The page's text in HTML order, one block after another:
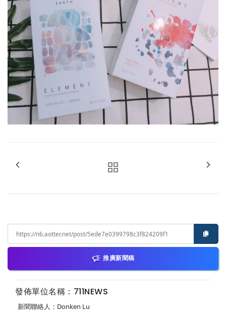
推廣新聞稿
發佈單位名稱：711NEWS
新聞聯絡人：Donken Lu